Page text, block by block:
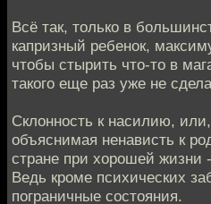
Всё так, только в
капризный ребенок,
чтобы стырить что-то в
такого еще раз уже не
Склонность к насилию,
объяснимая ненависть к
стране при хорошей жизни
Ведь кроме психических
пограничные состояния.